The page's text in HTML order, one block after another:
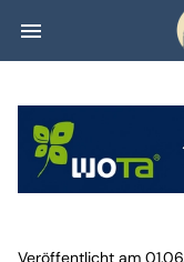
menu
Veröffentlicht am